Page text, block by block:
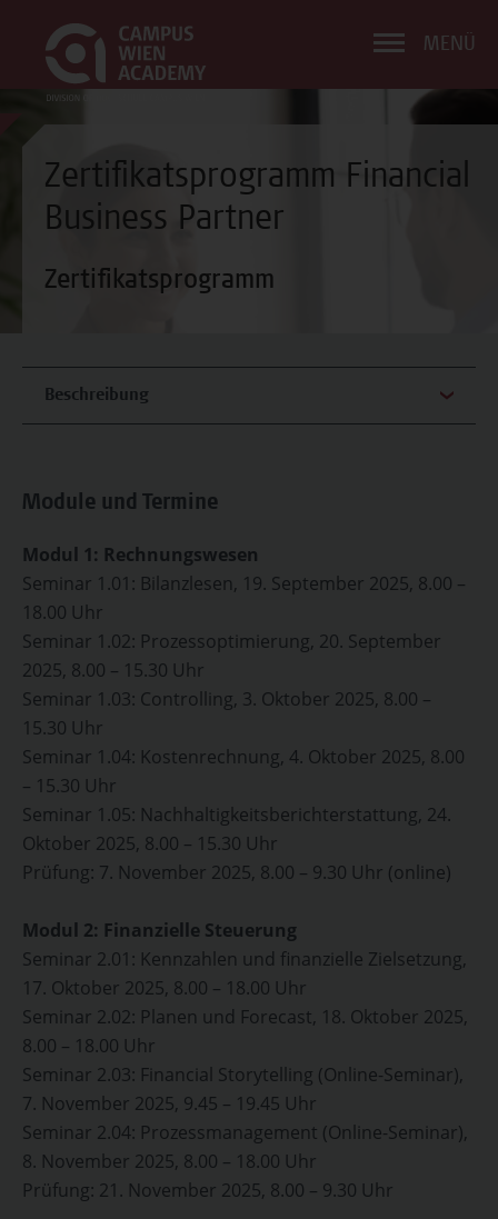
MENÜ
Zertifikatsprogramm Financial
Business Partner
Zertifikatsprogramm
Beschreibung
Module und Termine
Modul 1: Rechnungswesen
Seminar 1.01: Bilanzlesen, 19. September 2025, 8.00 –
18.00 Uhr
Seminar 1.02: Prozessoptimierung, 20. September
2025, 8.00 – 15.30 Uhr
Seminar 1.03: Controlling, 3. Oktober 2025, 8.00 –
15.30 Uhr
Seminar 1.04: Kostenrechnung, 4. Oktober 2025, 8.00
– 15.30 Uhr
Seminar 1.05: Nachhaltigkeitsberichterstattung, 24.
Oktober 2025, 8.00 – 15.30 Uhr
Prüfung: 7. November 2025, 8.00 – 9.30 Uhr (online)
Modul 2: Finanzielle Steuerung
Seminar 2.01: Kennzahlen und finanzielle Zielsetzung,
17. Oktober 2025, 8.00 – 18.00 Uhr
Seminar 2.02: Planen und Forecast, 18. Oktober 2025,
8.00 – 18.00 Uhr
Seminar 2.03: Financial Storytelling (Online-Seminar),
7. November 2025, 9.45 – 19.45 Uhr
Seminar 2.04: Prozessmanagement (Online-Seminar),
8. November 2025, 8.00 – 18.00 Uhr
Prüfung: 21. November 2025, 8.00 – 9.30 Uhr